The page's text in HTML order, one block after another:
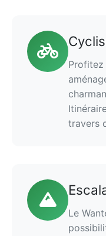
Profitez
travers
Le